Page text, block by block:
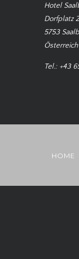
Hotel
Dorfplatz
5753
Österreich
Tel.: +43
HOME